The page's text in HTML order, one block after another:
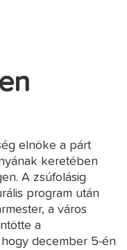
elnöke a párt
keretében
A zsúfolásig
program után
a város
a
december 5-én